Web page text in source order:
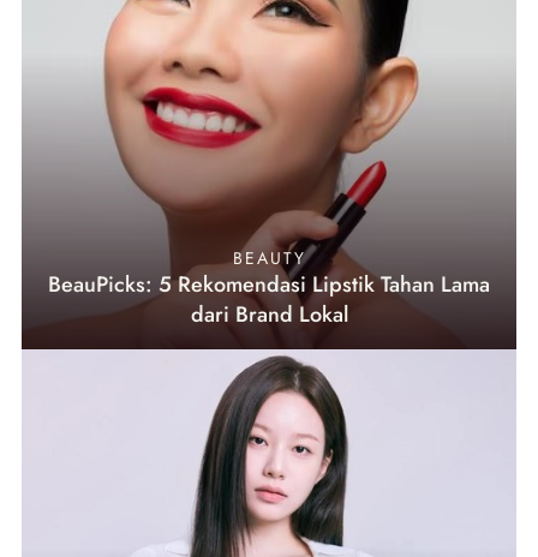
BEAUTY
BeauPicks: 5 Rekomendasi Lipstik Tahan Lama
dari Brand Lokal